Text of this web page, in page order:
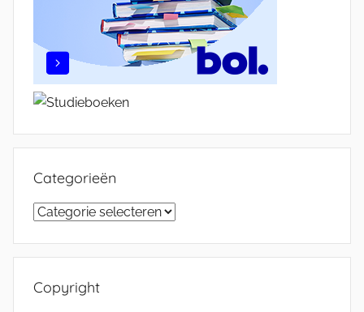
Categorieën
Categorieën
Copyright